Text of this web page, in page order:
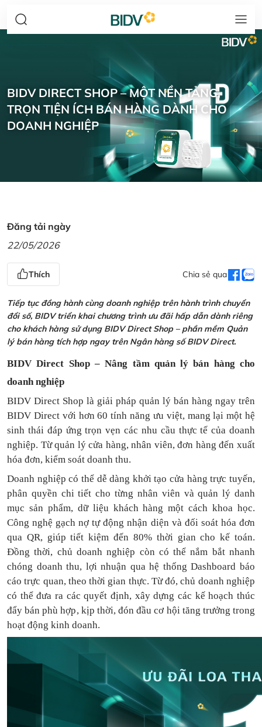
BIDV DIRECT SHOP – MỘT NỀN TẢNG,
TRỌN TIỆN ÍCH BÁN HÀNG DÀNH CHO
DOANH NGHIỆP
Đăng tải ngày
22/05/2026
Thích Chia sẻ qua
Tiếp tục đồng hành cùng doanh nghiệp trên hành trình chuyển
đổi số, BIDV triển khai chương trình ưu đãi hấp dẫn dành riêng
cho khách hàng sử dụng BIDV Direct Shop – phần mềm Quản
lý bán hàng tích hợp ngay trên Ngân hàng số BIDV Direct.
BIDV Direct Shop – Nâng tầm quản lý bán hàng cho
doanh nghiệp
BIDV Direct Shop là giải pháp quản lý bán hàng ngay trên
BIDV Direct với hơn 60 tính năng ưu việt, mang lại một hệ
sinh thái đáp ứng trọn vẹn các nhu cầu thực tế của doanh
nghiệp. Từ quản lý cửa hàng, nhân viên, đơn hàng đến xuất
hóa đơn, kiểm soát doanh thu.
Doanh nghiệp có thể dễ dàng khởi tạo cửa hàng trực tuyến,
phân quyền chi tiết cho từng nhân viên và quản lý danh
mục sản phẩm, dữ liệu khách hàng một cách khoa học.
Công nghệ gạch nợ tự động nhận diện và đối soát hóa đơn
qua QR, giúp tiết kiệm đến 80% thời gian cho kế toán.
Đồng thời, chủ doanh nghiệp còn có thể nắm bắt nhanh
chóng doanh thu, lợi nhuận qua hệ thống Dashboard báo
cáo trực quan, theo thời gian thực. Từ đó, chủ doanh nghiệp
có thểđưa ra các quyết định, xây dựng các kế hoạch thúc
đẩy bán phù hợp, kịp thời, đón đầu cơ hội tăng trưởng trong
hoạt động kinh doanh.